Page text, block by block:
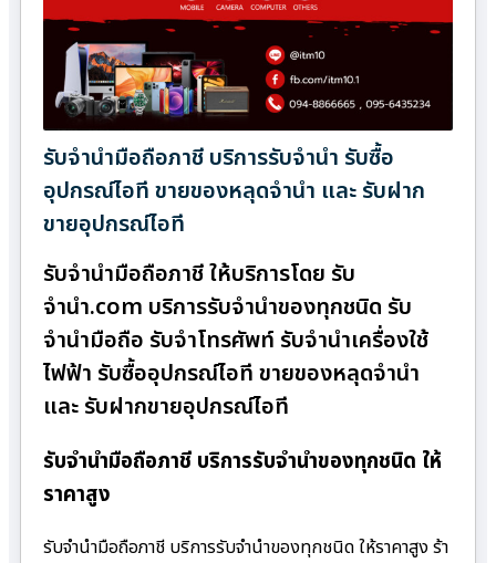
รับจำนำมือถือภาชี บริการรับจำนำ รับซื้อ
อุปกรณ์ไอที ขายของหลุดจำนำ และ รับฝาก
ขายอุปกรณ์ไอที
รับจำนำมือถือภาชี ให้บริการโดย รับ
จํานํา.com บริการรับจำนำของทุกชนิด รับ
จำนำมือถือ รับจำโทรศัพท์ รับจำนำเครื่องใช้
ไฟฟ้า รับซื้ออุปกรณ์ไอที ขายของหลุดจำนำ
และ รับฝากขายอุปกรณ์ไอที
รับจำนำมือถือภาชี บริการรับจำนำของทุกชนิด ให้
ราคาสูง
รับจำนำมือถือภาชี บริการรับจำนำของทุกชนิด ให้ราคาสูง ร้า